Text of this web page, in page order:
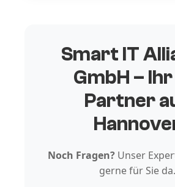
Smart IT
GmbH –
Partner
Noch Fragen?Unser
gerne für Sie da.